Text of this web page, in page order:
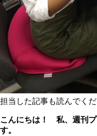
担当した記事も読んでくだ
こんにちは！ 私、週刊プ
す。